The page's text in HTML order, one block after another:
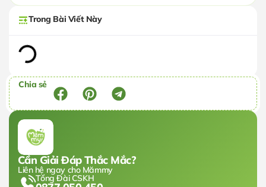
Trong Bài Viết Này
Chia sẻ
Cần Giải Đáp Thắc Mắc?
Liên hệ ngay cho Mămmy
Tổng Đài CSKH